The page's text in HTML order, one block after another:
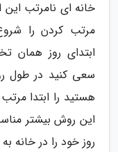
خانه ای نامرتب این
مرتب کردن را
ابتدای روز
سعی کنید در طول
هستید را ابتدا
این روش بیشتر
روز خود را در خانه